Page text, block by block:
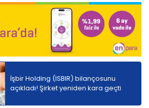
İşbir Holding (ISBIR) bilançosunu
açıkladı! Şirket yeniden kara geçti